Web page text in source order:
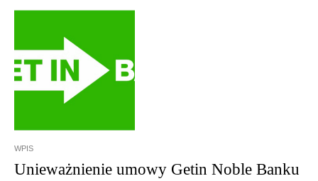
WPIS
Unieważnienie umowy Getin Noble Banku